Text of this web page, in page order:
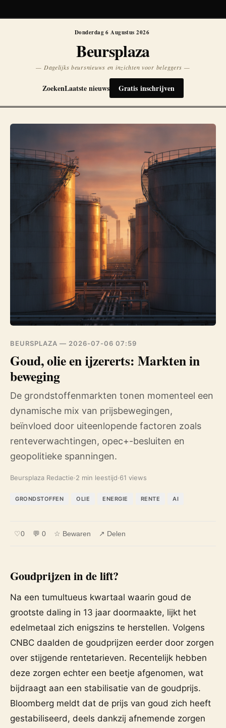
Donderdag 6 Augustus 2026
Beursplaza
— Dagelijks beursnieuws en inzichten voor beleggers —
ZoekenLaatste nieuws Gratis inschrijven
BEURSPLAZA — 2026-07-06 07:59
Goud, olie en ijzererts: Markten in
beweging
De grondstoffenmarkten tonen momenteel een
dynamische mix van prijsbewegingen,
beïnvloed door uiteenlopende factoren zoals
renteverwachtingen, opec+-besluiten en
geopolitieke spanningen.
Beursplaza Redactie·2 min leestijd·61 views
GRONDSTOFFEN OLIE ENERGIE RENTE AI
♡0 💬 0 ☆ Bewaren ↗ Delen
Goudprijzen in de lift?
Na een tumultueus kwartaal waarin goud de
grootste daling in 13 jaar doormaakte, lijkt het
edelmetaal zich enigszins te herstellen. Volgens
CNBC daalden de goudprijzen eerder door zorgen
over stijgende rentetarieven. Recentelijk hebben
deze zorgen echter een beetje afgenomen, wat
bijdraagt aan een stabilisatie van de goudprijs.
Bloomberg meldt dat de prijs van goud zich heeft
gestabiliseerd, deels dankzij afnemende zorgen